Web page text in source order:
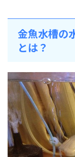
金魚水槽の
とは？